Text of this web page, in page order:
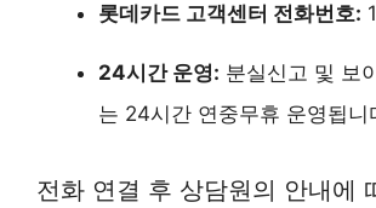
롯데카드 고객센터 전화번호:
24시간 운영: 분실신고 및 보
는 24시간 연중무휴 운영됩니
전화 연결 후 상담원의 안내에